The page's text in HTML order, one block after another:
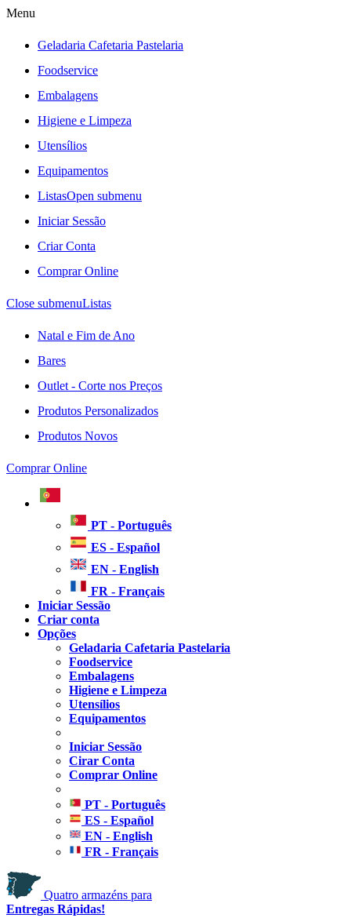
Menu
Geladaria Cafetaria Pastelaria
Foodservice
Embalagens
Higiene e Limpeza
Utensílios
Equipamentos
ListasOpen submenu
Iniciar Sessão
Criar Conta
Comprar Online
Close submenuListas
Natal e Fim de Ano
Bares
Outlet - Corte nos Preços
Produtos Personalizados
Produtos Novos
Comprar Online
PT - Português
ES - Español
EN - English
FR - Français
Iniciar Sessão
Criar conta
Opções
Geladaria Cafetaria Pastelaria
Foodservice
Embalagens
Higiene e Limpeza
Utensílios
Equipamentos
Iniciar Sessão
Cirar Conta
Comprar Online
PT - Português
ES - Español
EN - English
FR - Français
Quatro armazéns para
Entregas Rápidas!